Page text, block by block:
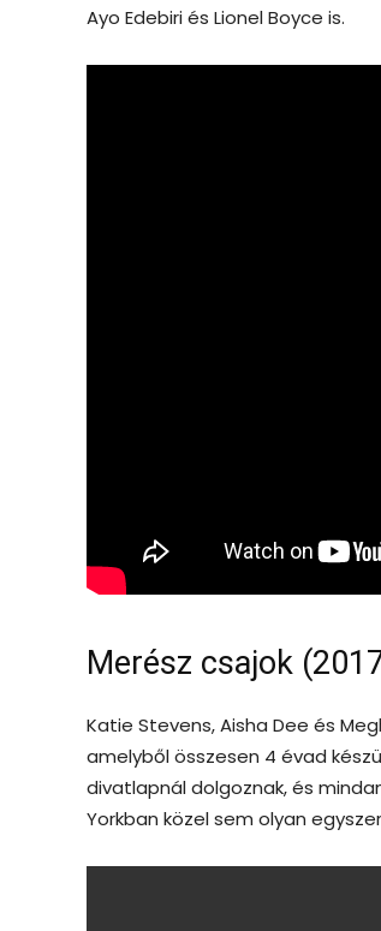
Ayo Edebiri és Lionel Boyce is.
Merész csajok
Katie Stevens, Aisha Dee és
amelyből összesen 4 évad
divatlapnál dolgoznak, és
Yorkban közel sem olyan